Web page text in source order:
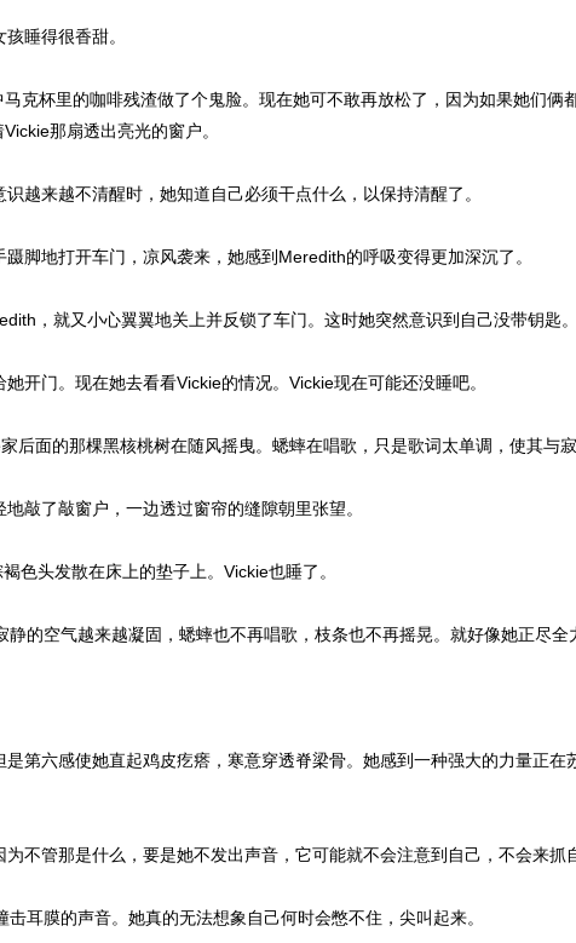
睡得很香甜。
克杯里的咖啡残渣做了个鬼脸。现在她可不敢再放松了，因为如果她们俩
那扇透出亮光的窗户。
越来越不清醒时，她知道自己必须干点什么，以保持清醒了。
脚地打开车门，凉风袭来，她感到Meredith的呼吸变得更加深沉了。
，就又小心翼翼地关上并反锁了车门。这时她突然意识到自己没带钥匙。
开门。现在她去看看Vickie的情况。Vickie现在可能还没睡吧。
面的那棵黑核桃树在随风摇曳。蟋蟀在唱歌，只是歌词太单调，使其与寂
敲了敲窗户，一边透过窗帘的缝隙朝里张望。
色头发散在床上的垫子上。Vickie也睡了。
的空气越来越凝固，蟋蟀也不再唱歌，枝条也不再摇晃。就好像她正尽全
第六感使她直起鸡皮疙瘩，寒意穿透脊梁骨。她感到一种强大的力量正
不管那是什么，要是她不发出声音，它可能就不会注意到自己，不会来抓
耳膜的声音。她真的无法想象自己何时会憋不住，尖叫起来。